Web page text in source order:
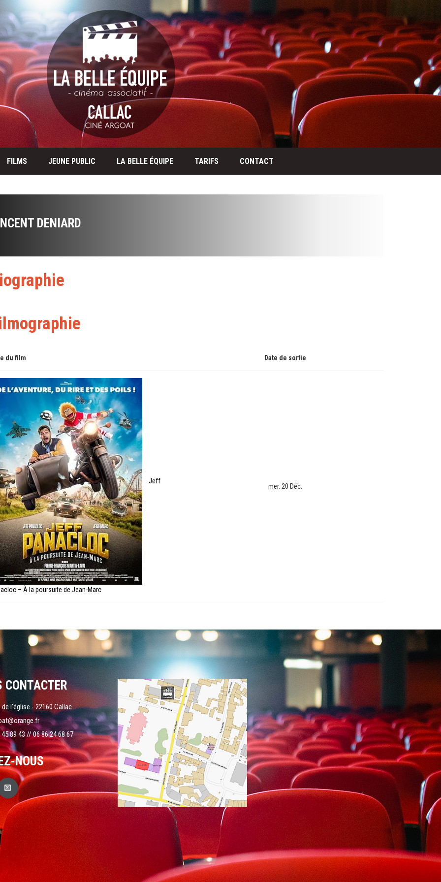
FILMS JEUNE PUBLIC LA BELLE ÉQUIPE TARIFS CONTACT
DENIARD
du film Date de sortie
Jeff
– À la poursuite de Jean-Marc
mer. 20 Déc.
CONTACTER
de l'église - 22160 Callac
89 43 // 06 86 24 68 67
NOUS